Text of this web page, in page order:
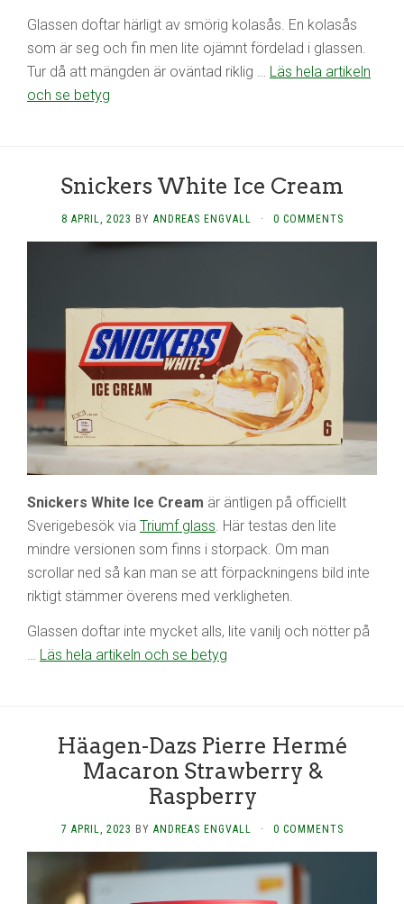
Glassen doftar härligt av smörig kolasås. En kolasås
som är seg och fin men lite ojämnt fördelad i glassen.
Tur då att mängden är oväntad riklig … Läs hela artikeln
och se betyg
Snickers White Ice Cream
8 APRIL, 2023 BY ANDREAS ENGVALL · 0 COMMENTS
Snickers White Ice Cream är äntligen på officiellt
Sverigebesök via Triumf glass. Här testas den lite
mindre versionen som finns i storpack. Om man
scrollar ned så kan man se att förpackningens bild inte
riktigt stämmer överens med verkligheten.
Glassen doftar inte mycket alls, lite vanilj och nötter på
… Läs hela artikeln och se betyg
Häagen-Dazs Pierre Hermé
Macaron Strawberry &
Raspberry
7 APRIL, 2023 BY ANDREAS ENGVALL · 0 COMMENTS